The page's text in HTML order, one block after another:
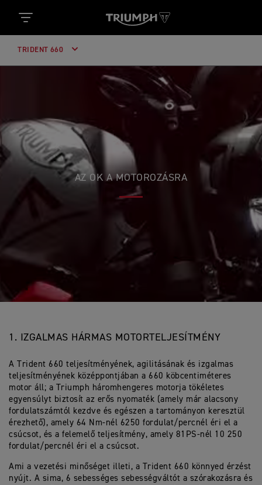
TRIDENT 660
AZ OK A MOTOROZÁSRA
1. IZGALMAS HÁRMAS MOTORTELJESÍTMÉNY
A Trident 660 teljesítményének, agilitásának és izgalmas
teljesítményének középpontjában a 660 köbcentiméteres
motor áll; a Triumph háromhengeres motorja tökéletes
egyensúlyt biztosít az erős nyomaték (amely már alacsony
fordulatszámtól kezdve és egészen a tartományon keresztül
érezhető), amely 64 Nm-nél 6250 fordulat/percnél éri el a
csúcsot, és a felemelő teljesítmény, amely 81PS-nél 10 250
fordulat/percnél éri el a csúcsot.
Ami a vezetési minőséget illeti, a Trident 660 könnyed érzést
nyújt. A sima, 6 sebességes sebességváltót a szórakozásra és